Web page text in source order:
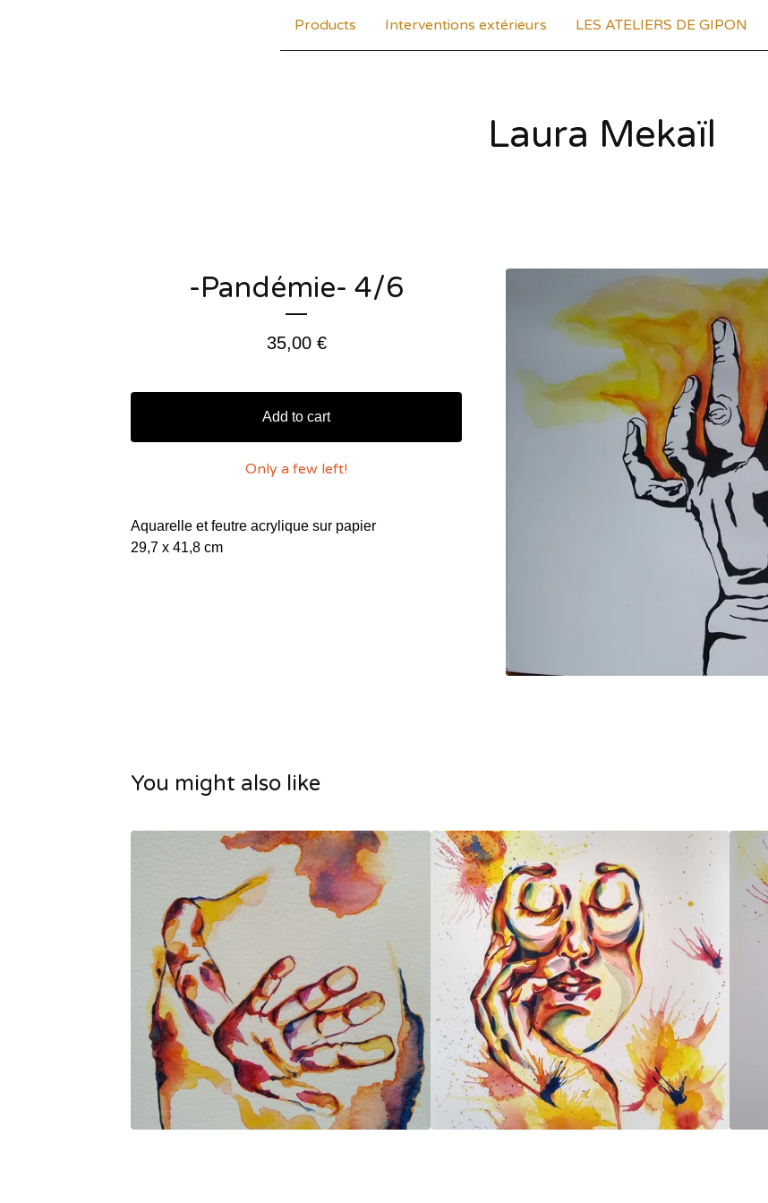
Products Interventions extérieurs LES ATELIERS DE GIPON
Laura Mekaïl
-Pandémie- 4/6
35,00 €
Add to cart
Only a few left!
Aquarelle et feutre acrylique sur papier
29,7 x 41,8 cm
You might also like